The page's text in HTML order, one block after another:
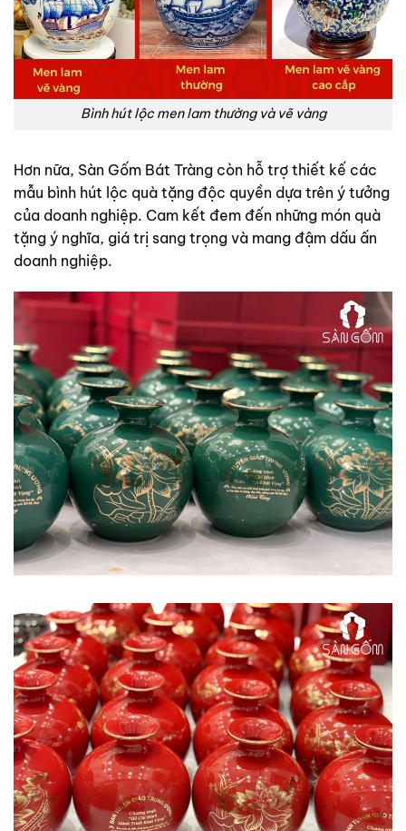
Bình hút lộc men lam thường và vẽ vàng
Hơn nữa, Sàn Gốm Bát Tràng còn hỗ trợ thiết kế các
mẫu bình hút lộc quà tặng độc quyền dựa trên ý tưởng
của doanh nghiệp. Cam kết đem đến những món quà
tặng ý nghĩa, giá trị sang trọng và mang đậm dấu ấn
doanh nghiệp.